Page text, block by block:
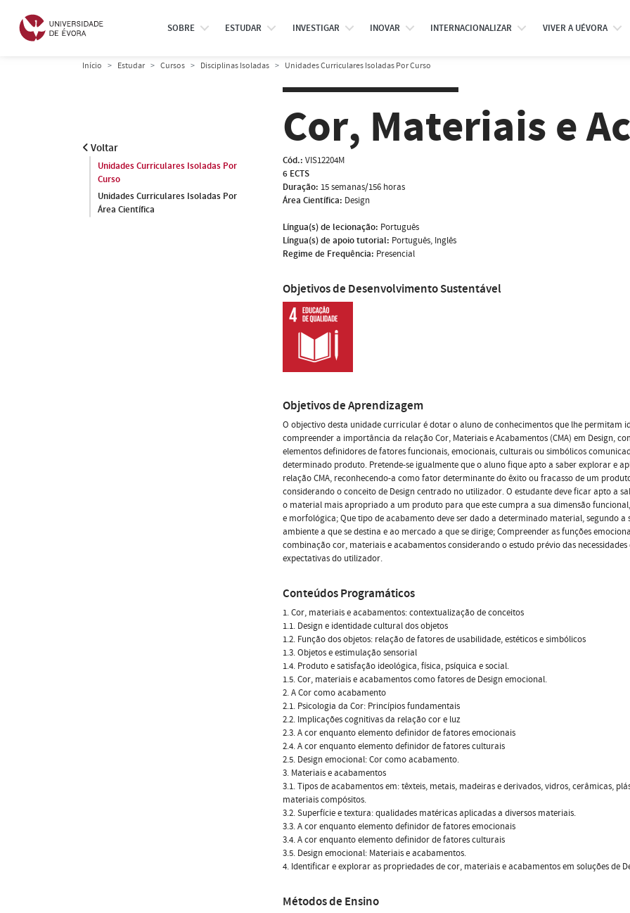
SOBRE ESTUDAR INVESTIGAR INOVAR INTERNACIONALIZAR VIVER A UÉVORA
Início Estudar Cursos Disciplinas Isoladas Unidades Curriculares Isoladas Por Curso
Voltar
Unidades Curriculares Isoladas Por
Curso
Unidades Curriculares Isoladas Por
Área Científica
Cor, Materiais e
Cód.: VIS12204M
6 ECTS
Duração: 15 semanas/156 horas
Área Científica: Design
Língua(s) de lecionação: Português
Língua(s) de apoio tutorial: Português, Inglês
Regime de Frequência: Presencial
Objetivos de Desenvolvimento Sustentável
Objetivos de Aprendizagem
O objectivo desta unidade curricular é dotar o aluno de conhecimentos que lhe permitam
compreender a importância da relação Cor, Materiais e Acabamentos (CMA) em Design,
elementos definidores de fatores funcionais, emocionais, culturais ou simbólicos
determinado produto. Pretende-se igualmente que o aluno fique apto a saber explorar e
relação CMA, reconhecendo-a como fator determinante do êxito ou fracasso de um
considerando o conceito de Design centrado no utilizador. O estudante deve ficar apto a
o material mais apropriado a um produto para que este cumpra a sua dimensão
e morfológica; Que tipo de acabamento deve ser dado a determinado material, segundo a
ambiente a que se destina e ao mercado a que se dirige; Compreender as funções
combinação cor, materiais e acabamentos considerando o estudo prévio das necessidades
expectativas do utilizador.
Conteúdos Programáticos
1. Cor, materiais e acabamentos: contextualização de conceitos
1.1. Design e identidade cultural dos objetos
1.2. Função dos objetos: relação de fatores de usabilidade, estéticos e simbólicos
1.3. Objetos e estimulação sensorial
1.4. Produto e satisfação ideológica, física, psíquica e social.
1.5. Cor, materiais e acabamentos como fatores de Design emocional.
2. A Cor como acabamento
2.1. Psicologia da Cor: Princípios fundamentais
2.2. Implicações cognitivas da relação cor e luz
2.3. A cor enquanto elemento definidor de fatores emocionais
2.4. A cor enquanto elemento definidor de fatores culturais
2.5. Design emocional: Cor como acabamento.
3. Materiais e acabamentos
3.1. Tipos de acabamentos em: têxteis, metais, madeiras e derivados, vidros, cerâmicas,
materiais compósitos.
3.2. Superfície e textura: qualidades matéricas aplicadas a diversos materiais.
3.3. A cor enquanto elemento definidor de fatores emocionais
3.4. A cor enquanto elemento definidor de fatores culturais
3.5. Design emocional: Materiais e acabamentos.
4. Identificar e explorar as propriedades de cor, materiais e acabamentos em soluções de
Métodos de Ensino